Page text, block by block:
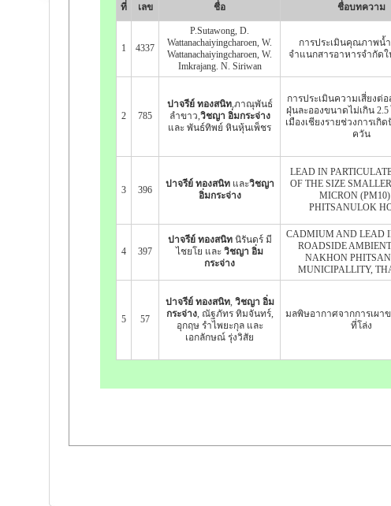
ที่ เลข ชื่อ ชื่อบทความ
1 4337
P.Sutawong, D.
Wattanachaiyingcharoen, W.
Wattanachaiyingcharoen, W.
Imkrajang. N. Siriwan
การประเมินคุณภาพน้
จำแนกสารอาหารจำกัด
2 785
ปาจรีย์ ทองสนิท,ภาณุพันธ์
ลำขาว, วิชญา อิ่มกระจ่าง
และ พันธ์ทิพย์ หินหุ้นเพ็ชร
การประเมินความเสี่ยงต่
ฝุ่นละอองขนาดไม่เกิน
เมืองเชียงรายช่วงการเ
ควัน
3 396
ปาจรีย์ ทองสนิทและวิชญา
อิ่มกระจ่าง
LEAD IN
OF THE SIZE
MICRON
PHITSANULOK
4 397
ปาจรีย์ ทองสนิทนิรันดร์ มี
ไชยโย และ วิชญา อิ่ม
กระจ่าง
CADMIUM AND LEAD
ROADSIDE
NAKHON
MUNICIPALLITY,
5 57
ปาจรีย์ ทองสนิท, วิชญา อิ่ม
กระจ่าง, ณัฐภัทร ทิมจันทร์,
อุกฤษ รำไพยะกุล และ
เอกลักษณ์ รุ่งวิสัย
มลพิษอากาศจากการเผา
ที่โล่ง